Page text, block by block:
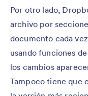
Por otro lado,
archivo por
documento cada
usando funciones
los cambios
Tampoco tiene que